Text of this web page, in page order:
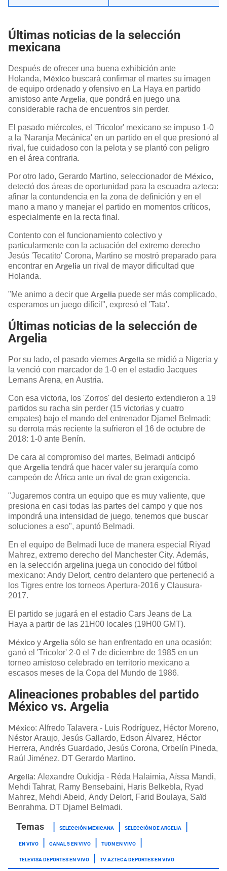
Últimas noticias de la selección
mexicana
Después de ofrecer una buena exhibición ante
Holanda, México buscará confirmar el martes su imagen
de equipo ordenado y ofensivo en La Haya en partido
amistoso ante Argelia, que pondrá en juego una
considerable racha de encuentros sin perder.
El pasado miércoles, el 'Tricolor' mexicano se impuso 1-0
a la 'Naranja Mecánica' en un partido en el que presionó al
rival, fue cuidadoso con la pelota y se plantó con peligro
en el área contraria.
Por otro lado, Gerardo Martino, seleccionador de México,
detectó dos áreas de oportunidad para la escuadra azteca:
afinar la contundencia en la zona de definición y en el
mano a mano y manejar el partido en momentos críticos,
especialmente en la recta final.
Contento con el funcionamiento colectivo y
particularmente con la actuación del extremo derecho
Jesús 'Tecatito' Corona, Martino se mostró preparado para
encontrar en Argelia un rival de mayor dificultad que
Holanda.
"Me animo a decir que Argelia puede ser más complicado,
esperamos un juego difícil", expresó el 'Tata'.
Últimas noticias de la selección de
Argelia
Por su lado, el pasado viernes Argelia se midió a Nigeria y
la venció con marcador de 1-0 en el estadio Jacques
Lemans Arena, en Austria.
Con esa victoria, los 'Zorros' del desierto extendieron a 19
partidos su racha sin perder (15 victorias y cuatro
empates) bajo el mando del entrenador Djamel Belmadi;
su derrota más reciente la sufrieron el 16 de octubre de
2018: 1-0 ante Benín.
De cara al compromiso del martes, Belmadi anticipó
que Argelia tendrá que hacer valer su jerarquía como
campeón de África ante un rival de gran exigencia.
"Jugaremos contra un equipo que es muy valiente, que
presiona en casi todas las partes del campo y que nos
impondrá una intensidad de juego, tenemos que buscar
soluciones a eso", apuntó Belmadi.
En el equipo de Belmadi luce de manera especial Riyad
Mahrez, extremo derecho del Manchester City. Además,
en la selección argelina juega un conocido del fútbol
mexicano: Andy Delort, centro delantero que perteneció a
los Tigres entre los torneos Apertura-2016 y Clausura-
2017.
El partido se jugará en el estadio Cars Jeans de La
Haya a partir de las 21H00 locales (19H00 GMT).
México y Argelia sólo se han enfrentado en una ocasión;
ganó el 'Tricolor' 2-0 el 7 de diciembre de 1985 en un
torneo amistoso celebrado en territorio mexicano a
escasos meses de la Copa del Mundo de 1986.
Alineaciones probables del partido
México vs. Argelia
México: Alfredo Talavera - Luis Rodríguez, Héctor Moreno,
Néstor Araujo, Jesús Gallardo, Edson Álvarez, Héctor
Herrera, Andrés Guardado, Jesús Corona, Orbelín Pineda,
Raúl Jiménez. DT Gerardo Martino.
Argelia: Alexandre Oukidja - Réda Halaimia, Aïssa Mandi,
Mehdi Tahrat, Ramy Bensebaini, Haris Belkebla, Ryad
Mahrez, Mehdi Abeid, Andy Delort, Farid Boulaya, Saïd
Benrahma. DT Djamel Belmadi.
SELECCIÓN MEXICANA
SELECCIÓN DE ARGELIA
EN VIVO
CANAL 5 EN VIVO
TUDN EN VIVO
TELEVISA DEPORTES EN VIVO
TV AZTECA DEPORTES EN VIVO